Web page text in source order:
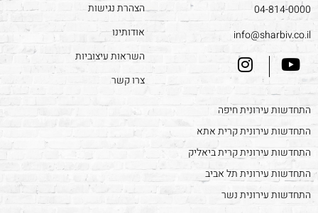
04-814-0000
info@sharbiv.co.il
הצהרת נגישות
אודותינו
השראות עיצוביות
צרו קשר
התחדשות עירונית חיפה
התחדשות עירונית קרית אתא
התחדשות עירונית קרית ביאליק
התחדשות עירונית תל אביב
התחדשות עירונית נשר